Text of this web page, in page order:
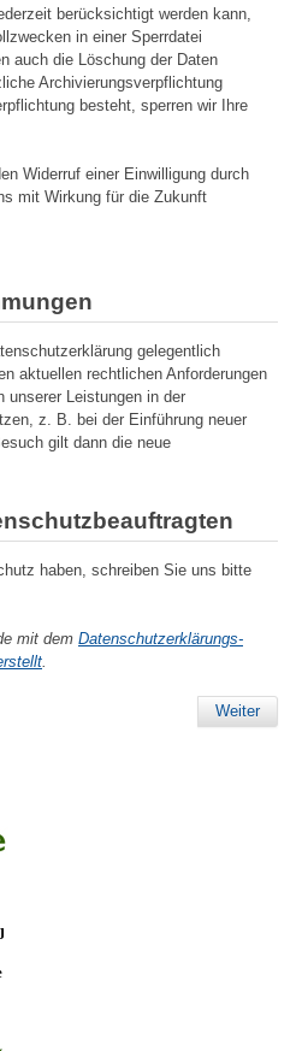
berücksichtigt werden kann,
in einer Sperrdatei
auch die Löschung der Daten
Archivierungsverpflichtung
besteht, sperren wir Ihre
Widerruf einer Einwilligung durch
mit Wirkung für die Zukunft
gelegentlich
aktuellen rechtlichen Anforderungen
unserer Leistungen in der
z. B. bei der Einführung neuer
gilt dann die neue
haben, schreiben Sie uns bitte
mit dem Datenschutzerklärungs-
.
Weiter